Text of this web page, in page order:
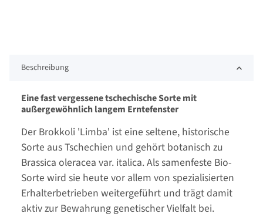
Beschreibung
Eine fast vergessene tschechische Sorte mit
außergewöhnlich langem Erntefenster
Der Brokkoli 'Limba' ist eine seltene, historische
Sorte aus Tschechien und gehört botanisch zu
Brassica oleracea var. italica. Als samenfeste Bio-
Sorte wird sie heute vor allem von spezialisierten
Erhalterbetrieben weitergeführt und trägt damit
aktiv zur Bewahrung genetischer Vielfalt bei.